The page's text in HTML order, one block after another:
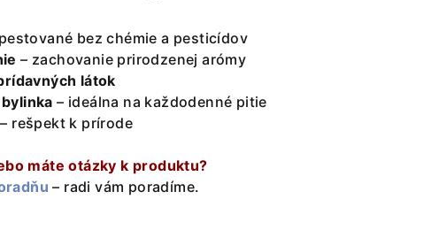
bez chémie a pesticídov
– zachovanie prirodzenej arómy
látok
– ideálna na každodenné pitie
– rešpekt k prírode
máte otázky k produktu?
– radi vám poradíme.